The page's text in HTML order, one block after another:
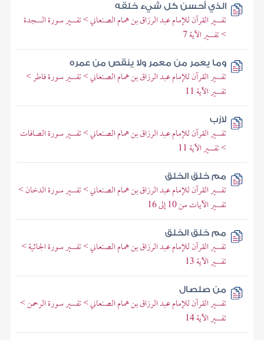
الذي أحسن كل شيء خلقه
تفسير القرآن للإمام عبد الرزاق بن همام الصنعاني > تفسير سورة السجدة
> تفسير الآية 7
وما يعمر من معمر ولا ينقص من عمره
تفسير القرآن للإمام عبد الرزاق بن همام الصنعاني > تفسير سورة فاطر >
تفسير الآية 11
لازب
تفسير القرآن للإمام عبد الرزاق بن همام الصنعاني > تفسير سورة الصافات
> تفسير الآية 11
مم خلق الخلق
تفسير القرآن للإمام عبد الرزاق بن همام الصنعاني > تفسير سورة الدخان >
تفسير الآيات من 10 إلى 16
مم خلق الخلق
تفسير القرآن للإمام عبد الرزاق بن همام الصنعاني > تفسير سورة الجاثية >
تفسير الآية 13
من صلصال
تفسير القرآن للإمام عبد الرزاق بن همام الصنعاني > تفسير سورة الرحمن >
تفسير الآية 14